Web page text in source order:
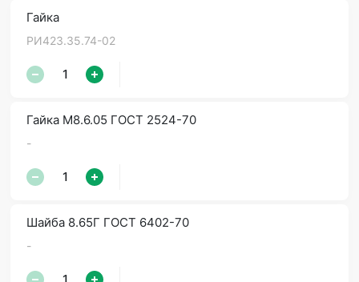
Гайка
РИ423.35.74-02
Гайка М8.6.05 ГОСТ 2524-70
-
Шайба 8.65Г ГОСТ 6402-70
-